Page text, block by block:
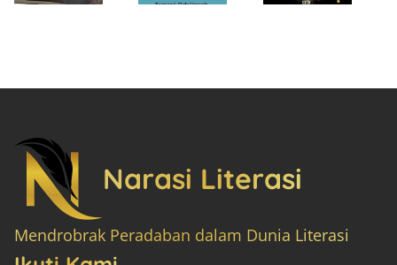
Narasi Literasi
Mendrobrak Peradaban dalam Dunia Literasi